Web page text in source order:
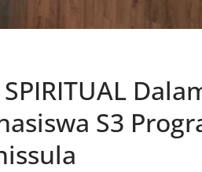
SPIRITUAL
S3